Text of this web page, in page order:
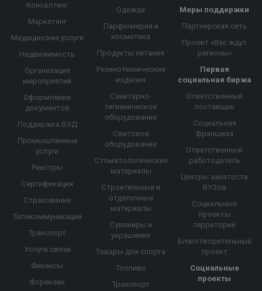
Консалтинг
Маркетинг
Медицинские услуги
Недвижимость
Организация
мероприятий
Оформление
документов
Поддержка ВЭД
Промышленные
услуги
Реестры
Сертификация
Страхование
Телекоммуникации
Транспорт
Услуги связи
Финансы
Форензик
Одежда
Парфюмерия и
косметика
Продукты питания
Резинотехнические
изделия
Санитарно-
гигиеническое
оборудование
Световое
оборудование
Стоматологические
материалы
Строительные и
отделочные
материалы
Сувениры и
украшения
Товары для спорта
Топливо
Транспорт
Меры поддержки
Партнерская сеть
Проект «Вас ждут
регионы»
Первая
социальная биржа
Ответственный
поставщик
Социальная
франшиза
Ответственный
работодатель
Центры занятости
ВУЗов
Социальные
проекты
территорий
Благотворительный
проект
Социальные
проекты